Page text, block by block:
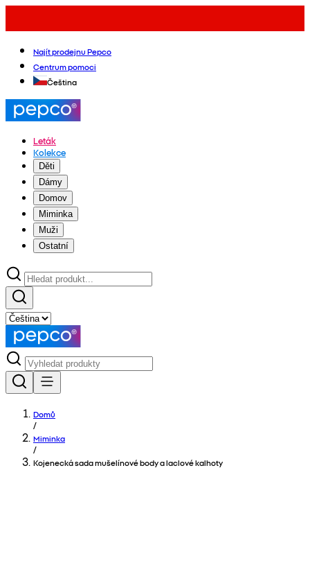
Najít prodejnu Pepco
Centrum pomoci
Čeština
Leták
Kolekce
Děti
Dámy
Domov
Miminka
Muži
Ostatní
Domů
/
Miminka
/
Kojenecká sada mušelínové body a laclové kalhoty